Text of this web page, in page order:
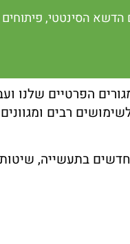
הדשא הסינטטי,
הפרטיים שלנו
רבים
בתעשייה, שיטות